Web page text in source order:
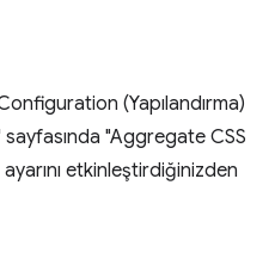
(Yapılandırma)
"Aggregate CSS
etkinleştirdiğinizden